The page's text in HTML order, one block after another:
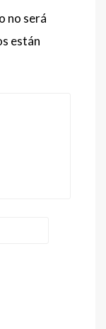
no será
están